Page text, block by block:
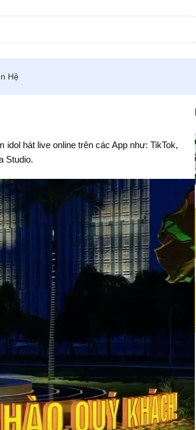
Hệ
idol hát live online trên các App như: TikTok,
Studio.